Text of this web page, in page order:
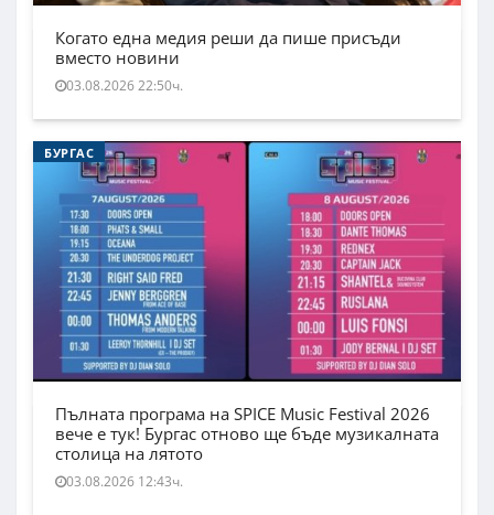
Когато една медия реши да пише присъди
вместо новини
03.08.2026 22:50ч.
БУРГАС
Пълната програма на SPICE Music Festival 2026
вече е тук! Бургас отново ще бъде музикалната
столица на лятото
03.08.2026 12:43ч.